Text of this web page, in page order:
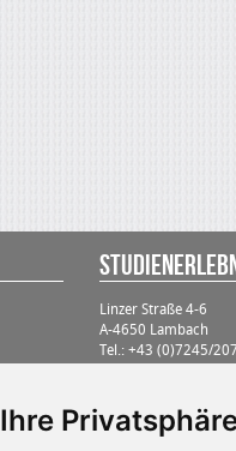
Ihre
Linzer Straße 4-6
A-4650 Lambach
Tel.: +43 (0)7245/